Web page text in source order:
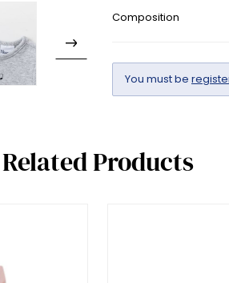
Composition
You must be
Related Products